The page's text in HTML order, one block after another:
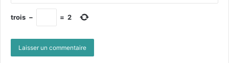
trois − = 2